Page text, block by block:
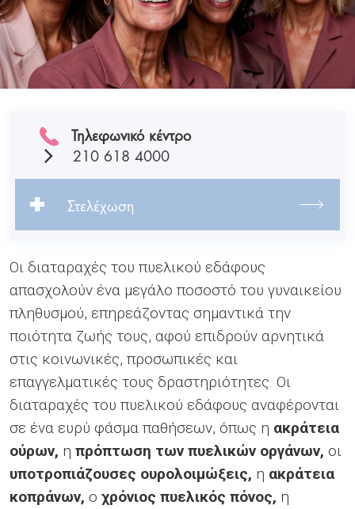
Τηλεφωνικό κέντρο
210 618 4000
Στελέχωση
Οι διαταραχές του πυελικού εδάφους
απασχολούν ένα μεγάλο ποσοστό του γυναικείου
πληθυσμού, επηρεάζοντας σημαντικά την
ποιότητα ζωής τους, αφού επιδρούν αρνητικά
στις κοινωνικές, προσωπικές και
επαγγελματικές τους δραστηριότητες. Οι
διαταραχές του πυελικού εδάφους αναφέρονται
σε ένα ευρύ φάσμα παθήσεων, όπως η ακράτεια
ούρων, η πρόπτωση των πυελικών οργάνων, οι
υποτροπιάζουσες ουρολοιμώξεις, η ακράτεια
κοπράνων, ο χρόνιος πυελικός πόνος, η